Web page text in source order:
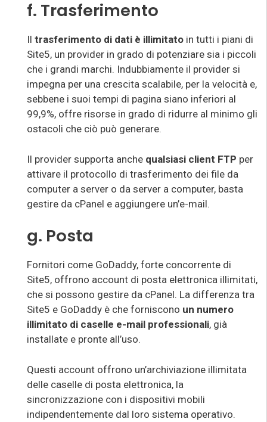
f. Trasferimento
Il trasferimento di dati è illimitato in tutti i piani di
Site5, un provider in grado di potenziare sia i piccoli
che i grandi marchi. Indubbiamente il provider si
impegna per una crescita scalabile, per la velocità e,
sebbene i suoi tempi di pagina siano inferiori al
99,9%, offre risorse in grado di ridurre al minimo gli
ostacoli che ciò può generare.
Il provider supporta anche qualsiasi client FTP per
attivare il protocollo di trasferimento dei file da
computer a server o da server a computer, basta
gestire da cPanel e aggiungere un’e-mail.
g. Posta
Fornitori come GoDaddy, forte concorrente di
Site5, offrono account di posta elettronica illimitati,
che si possono gestire da cPanel. La differenza tra
Site5 e GoDaddy è che forniscono un numero
illimitato di caselle e-mail professionali, già
installate e pronte all’uso.
Questi account offrono un’archiviazione illimitata
delle caselle di posta elettronica, la
sincronizzazione con i dispositivi mobili
indipendentemente dal loro sistema operativo.